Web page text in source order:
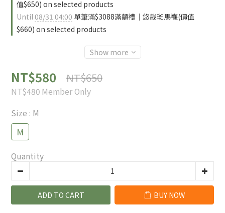
值$650) on selected products
Until08/31 04:00 單筆滿$3088滿額禮｜悠哉斑馬襪(價值
$660) on selected products
Show more
NT$580 NT$650
NT$480 Member Only
Size : M
M
Quantity
ADD TO CART BUY NOW